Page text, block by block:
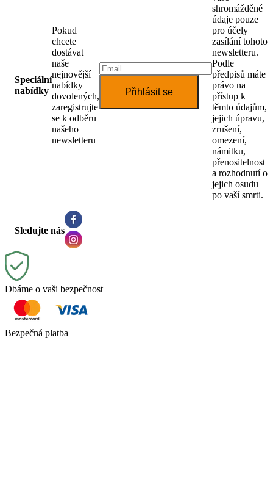
Speciální
nabídky
Pokud
chcete
dostávat
naše
nejnovější
nabídky
dovolených,
zaregistrujte
se k odběru
našeho
newsletteru
Přihlásit se
shromážděné
údaje pouze
pro účely
zasílání tohoto
newsletteru.
Podle
předpisů máte
právo na
přístup k
těmto údajům,
jejich úpravu,
zrušení,
omezení,
námitku,
přenositelnost
a rozhodnutí o
jejich osudu
po vaší smrti.
Sledujte nás
Dbáme o vaši bezpečnost
Bezpečná platba